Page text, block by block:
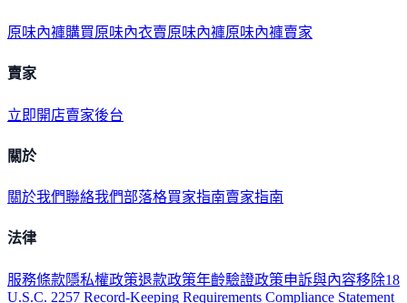
原味內褲購買原味內衣賣原味內褲原味內褲賣家
賣家
立即開店賣家後台
關於
關於我們聯絡我們部落格買家指南賣家指南
法律
服務條款隱私權政策退款政策年齡驗證政策申訴與內容移除18
U.S.C. 2257 Record-Keeping Requirements Compliance Statement